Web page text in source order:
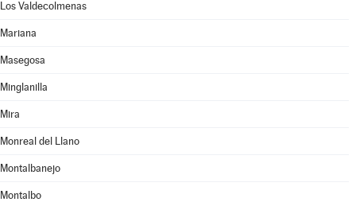
Los Valdecolmenas
Mariana
Masegosa
Minglanilla
Mira
Monreal del Llano
Montalbanejo
Montalbo